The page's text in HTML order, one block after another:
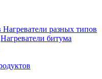
Нагреватели разных типов
Нагреватели битума